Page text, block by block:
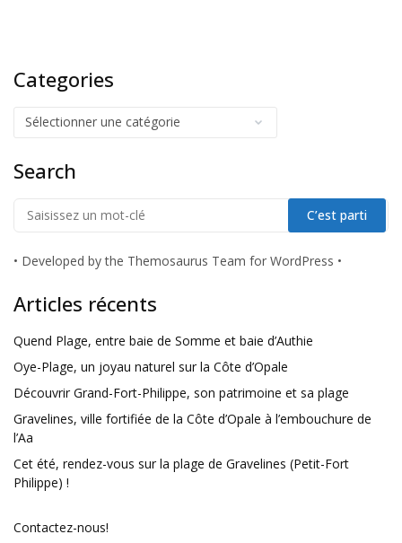
Categories
Search
• Developed by the Themosaurus Team for WordPress •
Articles récents
Quend Plage, entre baie de Somme et baie d’Authie
Oye-Plage, un joyau naturel sur la Côte d’Opale
Découvrir Grand-Fort-Philippe, son patrimoine et sa plage
Gravelines, ville fortifiée de la Côte d’Opale à l’embouchure de
l’Aa
Cet été, rendez-vous sur la plage de Gravelines (Petit-Fort
Philippe) !
Contactez-nous!